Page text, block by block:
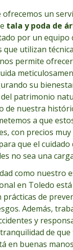
ofrecemos un
tala y poda de
por un equipo
utilizan
permite
su
patrimonio
de nuestra
a que
con precios muy
que el cuidado
no sea una
como nuestro
en Toledo
prácticas de
Además,
y
de que
en buenas